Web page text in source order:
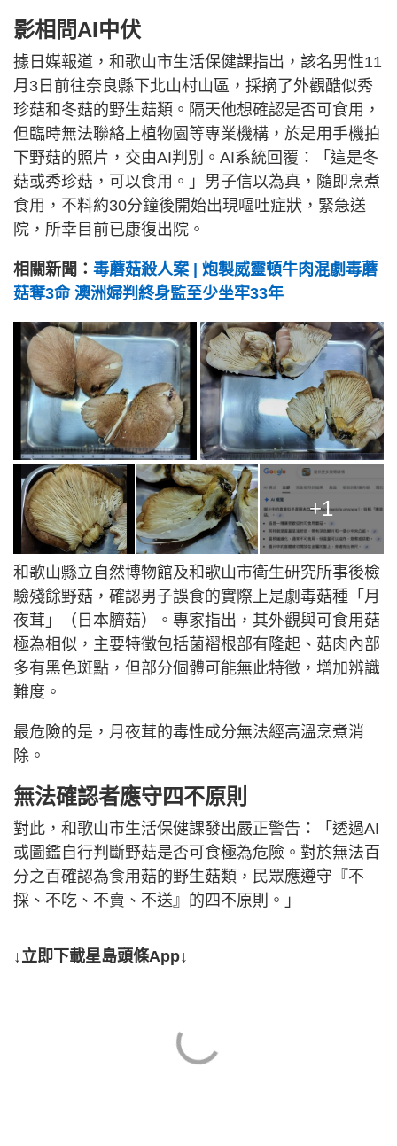
影相問AI中伏
據日媒報道，和歌山市生活保健課指出，該名男性11
月3日前往奈良縣下北山村山區，採摘了外觀酷似秀
珍菇和冬菇的野生菇類。隔天他想確認是否可食用，
但臨時無法聯絡上植物園等專業機構，於是用手機拍
下野菇的照片，交由AI判別。AI系統回覆：「這是冬
菇或秀珍菇，可以食用。」男子信以為真，隨即烹煮
食用，不料約30分鐘後開始出現嘔吐症狀，緊急送
院，所幸目前已康復出院。
相關新聞： 毒蘑菇殺人案 | 炮製威靈頓牛肉混劇毒蘑
菇奪3命 澳洲婦判終身監至少坐牢33年
+1
和歌山縣立自然博物館及和歌山市衛生研究所事後檢
驗殘餘野菇，確認男子誤食的實際上是劇毒菇種「月
夜茸」（日本臍菇）。專家指出，其外觀與可食用菇
極為相似，主要特徵包括菌褶根部有隆起、菇肉內部
多有黑色斑點，但部分個體可能無此特徵，增加辨識
難度。
最危險的是，月夜茸的毒性成分無法經高溫烹煮消
除。
無法確認者應守四不原則
對此，和歌山市生活保健課發出嚴正警告：「透過AI
或圖鑑自行判斷野菇是否可食極為危險。對於無法百
分之百確認為食用菇的野生菇類，民眾應遵守『不
採、不吃、不賣、不送』的四不原則。」
↓立即下載星島頭條App↓